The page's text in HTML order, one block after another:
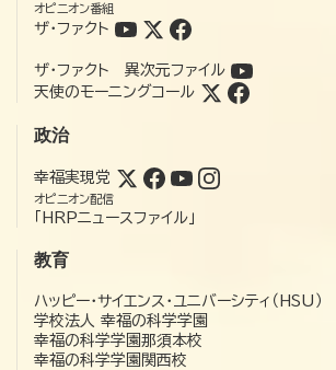
オピニオン番組
ザ・ファクト
ザ・ファクト 異次元ファイル
天使のモーニングコール
政治
幸福実現党
オピニオン配信
「HRPニュースファイル」
教育
ハッピー・サイエンス・ユニバーシティ（HSU）
学校法人 幸福の科学学園
幸福の科学学園那須本校
幸福の科学学園関西校